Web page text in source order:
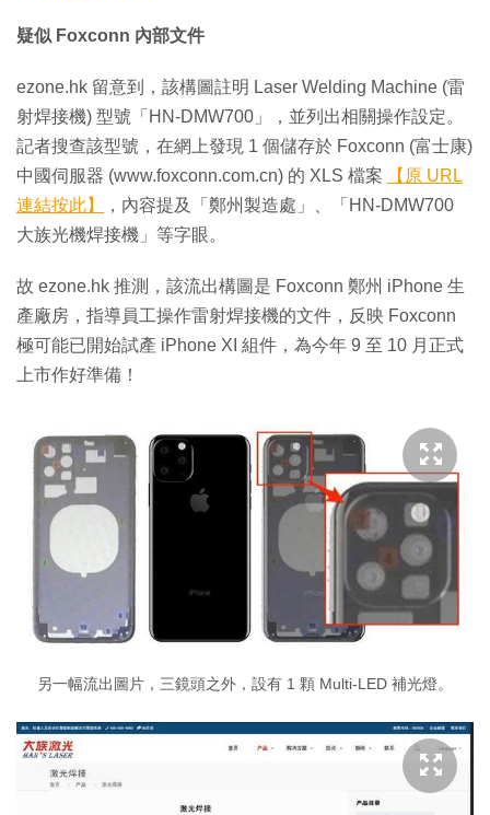
疑似 Foxconn 內部文件
ezone.hk 留意到，該構圖註明 Laser Welding Machine (雷
射焊接機) 型號「HN-DMW700」，並列出相關操作設定。
記者搜查該型號，在網上發現 1 個儲存於 Foxconn (富士康)
中國伺服器 (www.foxconn.com.cn) 的 XLS 檔案
【原 URL
連結按此】
，內容提及「鄭州製造處」、「HN-DMW700
大族光機焊接機」等字眼。
故 ezone.hk 推測，該流出構圖是 Foxconn 鄭州 iPhone 生
產廠房，指導員工操作雷射焊接機的文件，反映 Foxconn
極可能已開始試產 iPhone XI 組件，為今年 9 至 10 月正式
上市作好準備！
另一幅流出圖片，三鏡頭之外，設有 1 顆 Multi-LED 補光燈。